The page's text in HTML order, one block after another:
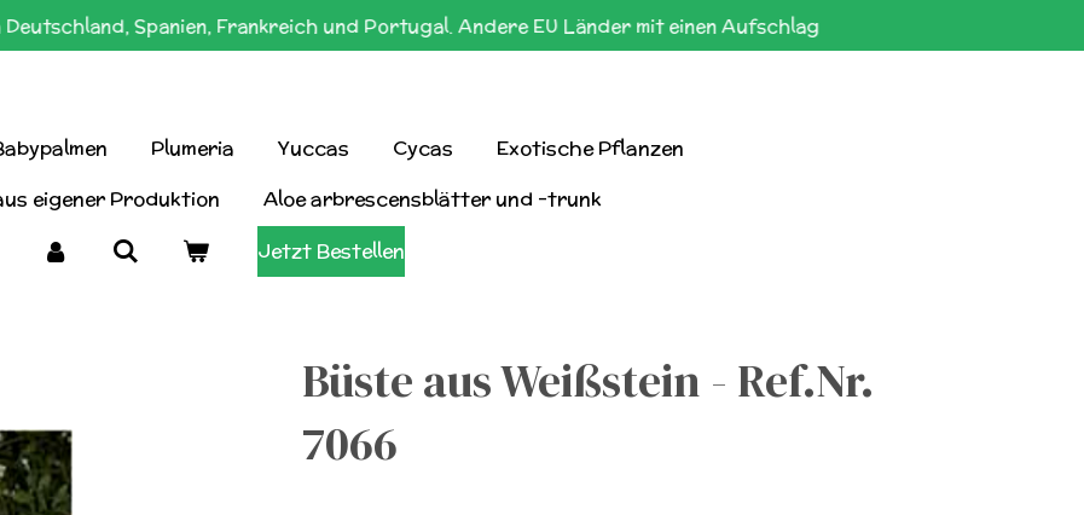
Spanien, Frankreich und Portugal. Andere EU Länder mit einen Aufschlag
Plumeria Yuccas Cycas
Exotische Pflanzen
eigener Produktion
Aloe arbrescensblätter und -trunk
Jetzt Bestellen
Büste aus Weißstein - Ref.Nr.
7066